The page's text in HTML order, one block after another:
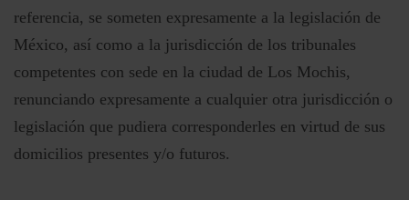
referencia, se someten expresamente a la legislación de
México, así como a la jurisdicción de los tribunales
competentes con sede en la ciudad de Los Mochis,
renunciando expresamente a cualquier otra jurisdicción o
legislación que pudiera corresponderles en virtud de sus
domicilios presentes y/o futuros.